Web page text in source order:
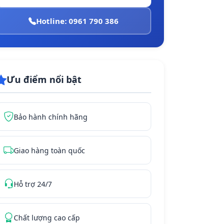
Hotline: 0961 790 386
Ưu điểm nổi bật
Bảo hành chính hãng
Giao hàng toàn quốc
Hỗ trợ 24/7
Chất lượng cao cấp